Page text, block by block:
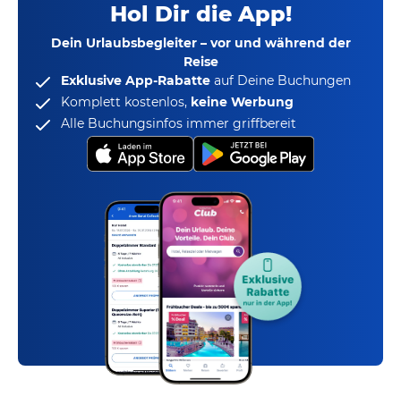
Hol Dir die App!
Dein Urlaubsbegleiter – vor und während der
Reise
Exklusive App-Rabatte auf Deine Buchungen
Komplett kostenlos, keine Werbung
Alle Buchungsinfos immer griffbereit